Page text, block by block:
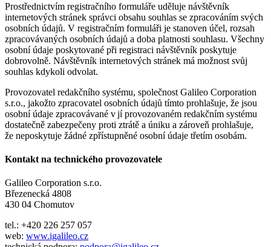
Prostřednictvím registračního formuláře uděluje návštěvník
internetových stránek správci obsahu souhlas se zpracováním svých
osobních údajů. V registračním formuláři je stanoven účel, rozsah
zpracovávaných osobních údajů a doba platnosti souhlasu. Všechny
osobní údaje poskytované při registraci návštěvník poskytuje
dobrovolně. Návštěvník internetových stránek má možnost svůj
souhlas kdykoli odvolat.
Provozovatel redakčního systému, společnost Galileo Corporation
s.r.o., jakožto zpracovatel osobních údajů tímto prohlašuje, že jsou
osobní údaje zpracovávané v jí provozovaném redakčním systému
dostatečně zabezpečeny proti ztrátě a úniku a zároveň prohlašuje,
že neposkytuje žádné zpřístupněné osobní údaje třetím osobám.
Kontakt na technického provozovatele
Galileo Corporation s.r.o.
Březenecká 4808
430 04 Chomutov
tel.: +420 226 257 057
web: www.igalileo.cz